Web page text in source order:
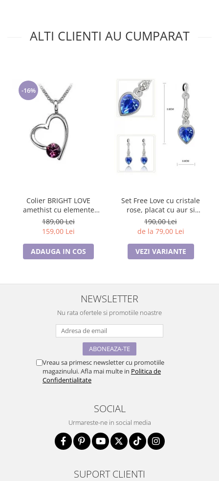
ALTI CLIENTI AU CUMPARAT
-16%
Colier BRIGHT LOVE
amethist cu elemente
Swarovski, placat cu aur 18k
189,00 Lei
159,00 Lei
ADAUGA IN COS
Set Free Love cu cristale
rose, placat cu aur si
garantie 6 luni
190,00 Lei
de la 79,00 Lei
VEZI VARIANTE
NEWSLETTER
Nu rata ofertele si promotiile noastre
Vreau sa primesc newsletter cu promotiile
magazinului. Afla mai multe in Politica de
Confidentialitate
SOCIAL
Urmareste-ne in social media
SUPORT CLIENTI